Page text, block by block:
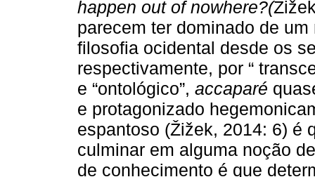
happen out of nowhere?(
parecem ter dominado de
filosofia ocidental desde os
respectivamente, por “
e “ontológico”, accaparé
e protagonizado
espantoso (Žižek, 2014: 6) é
culminar em alguma noção
de conhecimento é que